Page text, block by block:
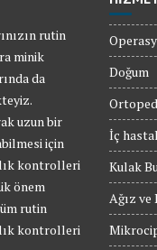
rutin
minik
da
uzun bir
için
kontrolleri
önem
rutin
kontrolleri
Doğum
İç
Kulak
Ağız ve